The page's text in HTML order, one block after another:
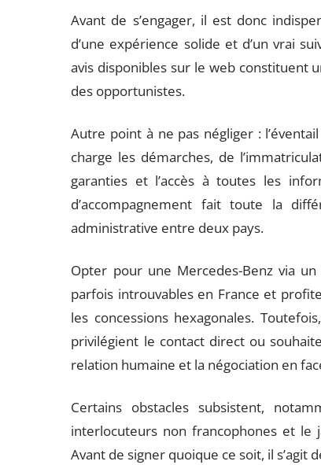
Avant de s’engager, il est donc
d’une expérience solide et d’un vrai
avis disponibles sur le web constituent
des opportunistes.
Autre point à ne pas négliger :
charge les démarches, de
garanties et l’accès à toutes les
d’accompagnement fait toute la
administrative entre deux pays.
Opter pour une Mercedes-Benz via
parfois introuvables en France et
les concessions hexagonales.
privilégient le contact direct ou
relation humaine et la négociation en
Certains obstacles subsistent,
interlocuteurs non francophones et le
Avant de signer quoique ce soit, il